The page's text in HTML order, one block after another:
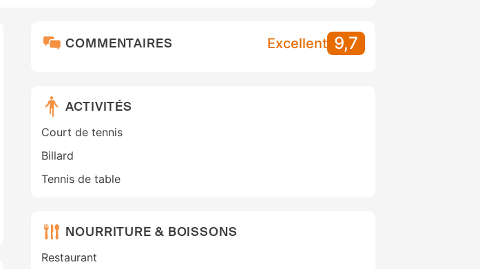
COMMENTAIRES Excellent 9,7
ACTIVITÉS
Court de tennis
Billard
Tennis de table
NOURRITURE & BOISSONS
Restaurant